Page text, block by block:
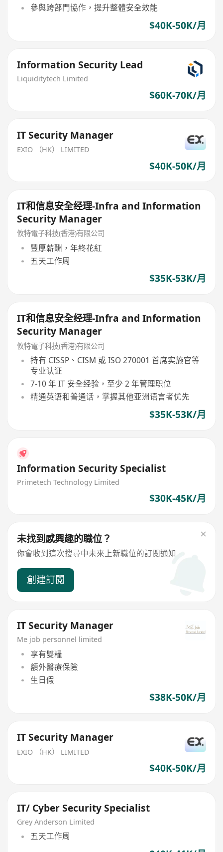
參與跨部門協作，提升整體安全效能
$40K-50K/月
Information Security Lead
Liquiditytech Limited
$60K-70K/月
IT Security Manager
EXIO （HK） LIMITED
$40K-50K/月
IT和信息安全经理-Infra and Information
Security Manager
攸特電子科技(香港)有限公司
豐厚薪酬，年終花紅
五天工作周
$35K-53K/月
IT和信息安全经理-Infra and Information
Security Manager
攸特電子科技(香港)有限公司
持有 CISSP、CISM 或 ISO 270001 首席实施官等
专业认证
7-10 年 IT 安全经验，至少 2 年管理职位
精通英语和普通话，掌握其他亚洲语言者优先
$35K-53K/月
Information Security Specialist
Primetech Technology Limited
$30K-45K/月
未找到感興趣的職位？
你會收到這次搜尋中未來上新職位的訂閱通知
創建訂閱
IT Security Manager
Me job personnel limited
享有雙糧
額外醫療保險
生日假
$38K-50K/月
IT Security Manager
EXIO （HK） LIMITED
$40K-50K/月
IT/ Cyber Security Specialist
Grey Anderson Limited
五天工作周